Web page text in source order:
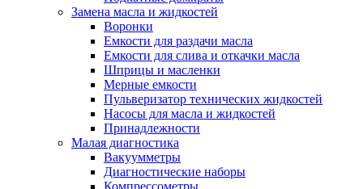
Замена масла и жидкостей
Воронки
Емкости для раздачи масла
Емкости для слива и откачки масла
Шприцы и масленки
Мерные емкости
Пульверизатор технических жидкостей
Насосы для масла и жидкостей
Принадлежности
Малая диагностика
Вакуумметры
Диагностические наборы
Компрессометры